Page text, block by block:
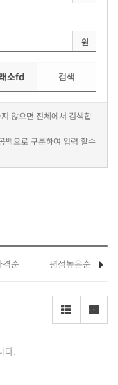
원
검색
않으면 전체에서 검색합
백으로 구분하여 입력 할수
격순 평점높은순
다.